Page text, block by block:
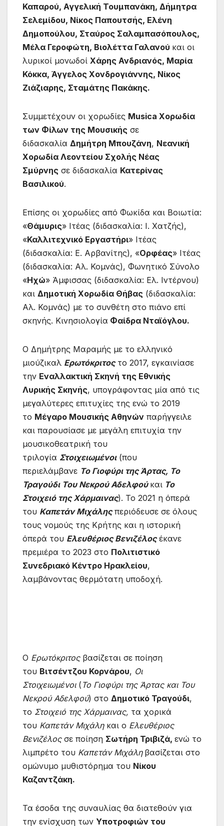
Καπαρού, Αγγελική Τουμπανάκη, Δήμητρα
Σελεμίδου, Νίκος Παπουτσής, Ελένη
Δημοπούλου, Σταύρος Σαλαμπασόπουλος,
Μέλα Γεροφώτη, Βιολέττα Γαλανού και οι
λυρικοί μονωδοί Χάρης Ανδριανός, Μαρία
Κόκκα, Άγγελος Χονδρογιάννης, Νίκος
Ζιάζιαρης, Σταμάτης Πακάκης.
Συμμετέχουν οι χορωδίες Musica Χορωδία
των Φίλων της Μουσικής σε
διδασκαλία Δημήτρη Μπουζάνη, Νεανική
Χορωδία Λεοντείου Σχολής Νέας
Σμύρνης σε διδασκαλία Κατερίνας
Βασιλικού.
Επίσης οι χορωδίες από Φωκίδα και Βοιωτία:
«Θάμυρις» Ιτέας (διδασκαλία: Ι. Χατζής),
«Καλλιτεχνικό Εργαστήρι» Ιτέας
(διδασκαλία: Ε. Αρβανίτης), «Ορφέας» Ιτέας
(διδασκαλία: Αλ. Κομνάς), Φωνητικό Σύνολο
«Ηχώ» Άμφισσας (διδασκαλία: Ελ. Ιντέρνου)
και Δημοτική Χορωδία Θήβας (διδασκαλία:
Αλ. Κομνάς) με το συνθέτη στο πιάνο επί
σκηνής. Κινησιολογία Φαίδρα Νταϊόγλου.
Ο Δημήτρης Μαραμής με το ελληνικό
μιούζικαλ Ερωτόκριτοςτο 2017, εγκαινίασε
την Εναλλακτική Σκηνή της Εθνικής
Λυρικής Σκηνής, υπογράφοντας μία από τις
μεγαλύτερες επιτυχίες της ενώ το 2019
το Μέγαρο Μουσικής Αθηνών παρήγγειλε
και παρουσίασε με μεγάλη επιτυχία την
μουσικοθεατρική του
τριλογία Στοιχειωμένοι(που
περιελάμβανε Το Γιοφύρι της Άρτας, Το
Τραγούδι Του Νεκρού Αδελφού και Το
Στοιχειό της Χάρμαινας). Το 2021 η όπερά
του Καπετάν Μιχάληςπεριόδευσε σε όλους
τους νομούς της Κρήτης και η ιστορική
όπερά του Ελευθέριος Βενιζέλοςέκανε
πρεμιέρα το 2023 στο Πολιτιστικό
Συνεδριακό Κέντρο Ηρακλείου,
λαμβάνοντας θερμότατη υποδοχή.
Ο Ερωτόκριτοςβασίζεται σε ποίηση
του Βιτσέντζου Κορνάρου, Οι
Στοιχειωμένοι( Το Γιοφύρι της Άρτας και Του
Νεκρού Αδελφού) στο Δημοτικό Τραγούδι,
το Στοιχειό της Χάρμαινας, τα χορικά
του Καπετάν Μιχάλη και ο Ελευθέριος
Βενιζέλος σε ποίηση Σωτήρη Τριβιζά, ενώ το
λιμπρέτο του Καπετάν Μιχάλη βασίζεται στο
ομώνυμο μυθιστόρημα του Νίκου
Καζαντζάκη.
Τα έσοδα της συναυλίας θα διατεθούν για
την ενίσχυση των Υποτροφιών του